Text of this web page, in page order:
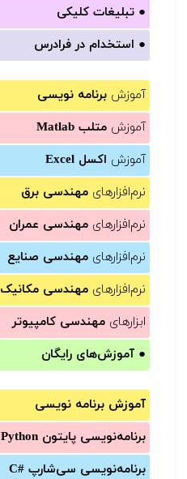
● تبلیغات کلیکی
● استخدام در فرادرس
آموزش برنامه نویسی
آموزش متلب Matlab
آموزش اکسل Excel
نرم‌افزارهای مهندسی برق
نرم‌افزارهای مهندسی عمران
نرم‌افزارهای مهندسی صنایع
نرم‌افزارهای مهندسی مکانیک
ابزارهای مهندسی کامپیوتر
● آموزش‌های رایگان
آموزش برنامه نویسی
برنامه‌نویسی پایتون Python
برنامه‌‌نویسی سی‌شارپ C#‎